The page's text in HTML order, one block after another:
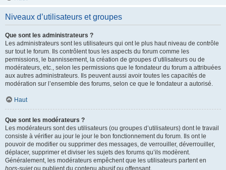
Niveaux d’utilisateurs et groupes
Que sont les administrateurs ?
Les administrateurs sont les utilisateurs qui ont le plus haut niveau de contrôle
sur tout le forum. Ils contrôlent tous les aspects du forum comme les
permissions, le bannissement, la création de groupes d’utilisateurs ou de
modérateurs, etc., selon les permissions que le fondateur du forum a attribuées
aux autres administrateurs. Ils peuvent aussi avoir toutes les capacités de
modération sur l’ensemble des forums, selon ce que le fondateur a autorisé.
Haut
Que sont les modérateurs ?
Les modérateurs sont des utilisateurs (ou groupes d’utilisateurs) dont le travail
consiste à vérifier au jour le jour le bon fonctionnement du forum. Ils ont le
pouvoir de modifier ou supprimer des messages, de verrouiller, déverrouiller,
déplacer, supprimer et diviser les sujets des forums qu’ils modèrent.
Généralement, les modérateurs empêchent que les utilisateurs partent en
hors-sujetou publient du contenu abusif ou offensant.